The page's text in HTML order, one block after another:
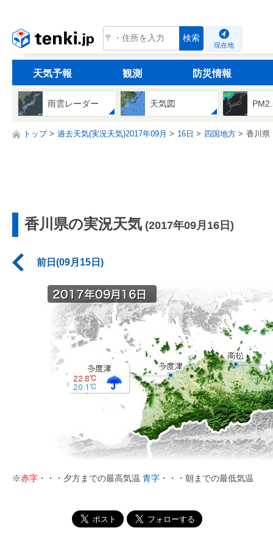
tenki.jp 検索
現在地
天気予報 観測 防災情報
雨雲レーダー 天気図
トップ 過去天気(実況天気)2017年09月 16日 四国地方 香川県
香川県の実況天気 (2017年09月16日)
前日(09月15日)
※赤字 ・・・夕方までの最高気温 青字 ・・・朝までの最低気温